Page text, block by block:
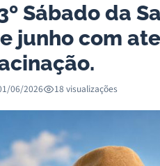
Sábado da
junho com
06/2026 18 visualizações